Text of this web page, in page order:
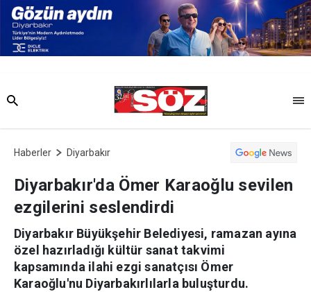
Haberler Diyarbakır
Diyarbakır'da Ömer Karaoğlu sevilen
ezgilerini seslendirdi
Diyarbakır Büyükşehir Belediyesi, ramazan ayına
özel hazırladığı kültür sanat takvimi
kapsamında ilahi ezgi sanatçısı Ömer
Karaoğlu'nu Diyarbakırlılarla buluşturdu.